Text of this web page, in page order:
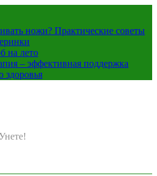
ножи? Практические советы
на лето
– эффективная поддержка
здоровья